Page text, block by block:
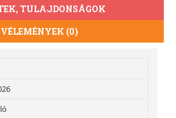
TULAJDONSÁGOK
VÉLEMÉNYEK (0)